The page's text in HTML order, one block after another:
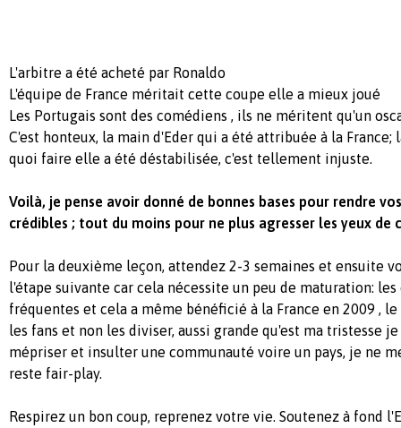
L'arbitre a été acheté par Ronaldo
L'équipe de France méritait cette coupe elle a mieux joué
Les Portugais sont des comédiens , ils ne méritent qu'un
C'est honteux, la main d'Eder qui a été attribuée à la France;
quoi faire elle a été déstabilisée, c'est tellement injuste.
Voilà, je pense avoir donné de bonnes bases pour rendre
crédibles ; tout du moins pour ne plus agresser les yeux de
Pour la deuxième leçon, attendez 2-3 semaines et ensuite
l'étape suivante car cela nécessite un peu de maturation:
fréquentes et cela a même bénéficié à la France en 2009 ,
les fans et non les diviser, aussi grande qu'est ma tristesse je
mépriser et insulter une communauté voire un pays, je ne
reste fair-play.
Respirez un bon coup, reprenez votre vie. Soutenez à fond